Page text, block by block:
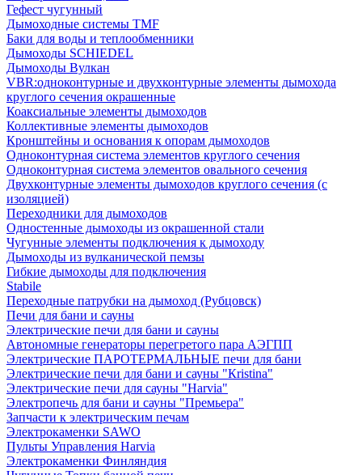
Гефест чугунный
Дымоходные системы TMF
Баки для воды и теплообменники
Дымоходы SCHIEDEL
Дымоходы Вулкан
VBR:одноконтурные и двухконтурные элементы дымохода
круглого сечения окрашенные
Коаксиальные элементы дымоходов
Коллективные элементы дымоходов
Кронштейны и основания к опорам дымоходов
Одноконтурная система элементов круглого сечения
Одноконтурная система элементов овального сечения
Двухконтурные элементы дымоходов круглого сечения (с
изоляцией)
Переходники для дымоходов
Одностенные дымоходы из окрашенной стали
Чугунные элементы подключения к дымоходу
Дымоходы из вулканической пемзы
Гибкие дымоходы для подключения
Stabile
Переходные патрубки на дымоход (Рубцовск)
Печи для бани и сауны
Электрические печи для бани и сауны
Автономные генераторы перегретого пара АЭГПП
Электрические ПАРОТЕРМАЛЬНЫЕ печи для бани
Электрические печи для бани и сауны "Кristina"
Электрические печи для сауны "Harvia"
Электропечь для бани и сауны "Премьера"
Запчасти к электрическим печам
Электрокаменки SAWO
Пульты Управления Harvia
Электрокаменки Финляндия